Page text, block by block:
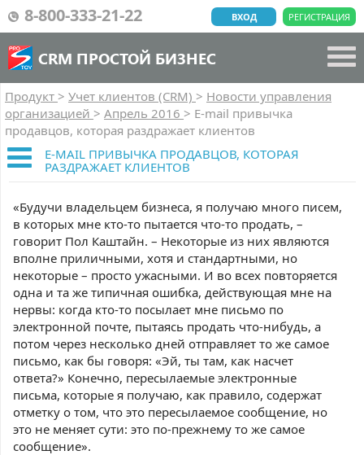
8-800-333-21-22 РЕГИСТРАЦИЯ
ВХОД
CRM ПРОСТОЙ БИЗНЕС
Продукт > Учет клиентов (CRM) > Новости управления
организацией > Апрель 2016 > E-mail привычка
продавцов, которая раздражает клиентов
E-MAIL ПРИВЫЧКА ПРОДАВЦОВ, КОТОРАЯ
РАЗДРАЖАЕТ КЛИЕНТОВ
«Будучи владельцем бизнеса, я получаю много писем,
в которых мне кто-то пытается что-то продать, –
говорит Пол Каштайн. – Некоторые из них являются
вполне приличными, хотя и стандартными, но
некоторые – просто ужасными. И во всех повторяется
одна и та же типичная ошибка, действующая мне на
нервы: когда кто-то посылает мне письмо по
электронной почте, пытаясь продать что-нибудь, а
потом через несколько дней отправляет то же самое
письмо, как бы говоря: «Эй, ты там, как насчет
ответа?» Конечно, пересылаемые электронные
письма, которые я получаю, как правило, содержат
отметку о том, что это пересылаемое сообщение, но
это не меняет сути: это по-прежнему то же самое
сообщение».